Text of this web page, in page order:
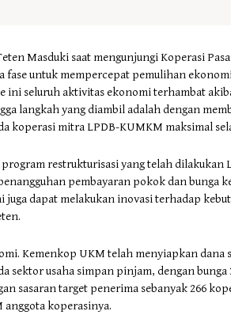
Masduki saat mengunjungi Koperasi
fase untuk mempercepat pemulihan
ini seluruh aktivitas ekonomi terhambat
langkah yang diambil adalah dengan
koperasi mitra LPDB-KUMKM maksimal
restrukturisasi yang telah
pembayaran pokok dan bunga
dapat melakukan inovasi terhadap
Kemenkop UKM telah menyiapkan dana
sektor usaha simpan pinjam, dengan bunga
sasaran target penerima sebanyak 266
anggota koperasinya.